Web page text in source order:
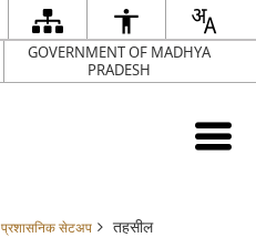
GOVERNMENT OF MADHYA
PRADESH
प्रशासनिक सेटअप तहसील